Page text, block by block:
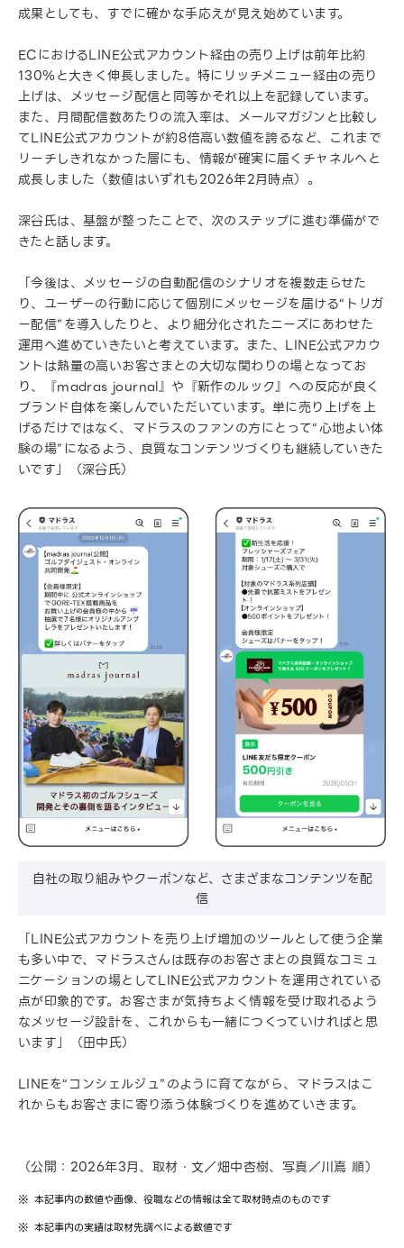
成果としても、すでに確かな手応えが見え始めています。
ECにおけるLINE公式アカウント経由の売り上げは前年比約
130％と大きく伸長しました。特にリッチメニュー経由の売り
上げは、メッセージ配信と同等かそれ以上を記録しています。
また、月間配信数あたりの流入率は、メールマガジンと比較し
てLINE公式アカウントが約8倍高い数値を誇るなど、これまで
リーチしきれなかった層にも、情報が確実に届くチャネルへと
成長しました（数値はいずれも2026年2月時点）。
深谷氏は、基盤が整ったことで、次のステップに進む準備がで
きたと話します。
「今後は、メッセージの自動配信のシナリオを複数走らせた
り、ユーザーの行動に応じて個別にメッセージを届ける“トリガ
ー配信”を導入したりと、より細分化されたニーズにあわせた
運用へ進めていきたいと考えています。また、LINE公式アカウ
ントは熱量の高いお客さまとの大切な関わりの場となってお
り、『madras journal』や『新作のルック』への反応が良く
ブランド自体を楽しんでいただいています。単に売り上げを上
げるだけではなく、マドラスのファンの方にとって“心地よい体
験の場”になるよう、良質なコンテンツづくりも継続していきた
いです」（深谷氏）
自社の取り組みやクーポンなど、さまざまなコンテンツを配
信
「LINE公式アカウントを売り上げ増加のツールとして使う企業
も多い中で、マドラスさんは既存のお客さまとの良質なコミュ
ニケーションの場としてLINE公式アカウントを運用されている
点が印象的です。お客さまが気持ちよく情報を受け取れるよう
なメッセージ設計を、これからも一緒につくっていければと思
います」（田中氏）
LINEを“コンシェルジュ”のように育てながら、マドラスはこ
れからもお客さまに寄り添う体験づくりを進めていきます。
（公開：2026年3月、取材・文／畑中杏樹、写真／川嶌 順）
本記事内の数値や画像、役職などの情報は全て取材時点のものです
本記事内の実績は取材先調べによる数値です